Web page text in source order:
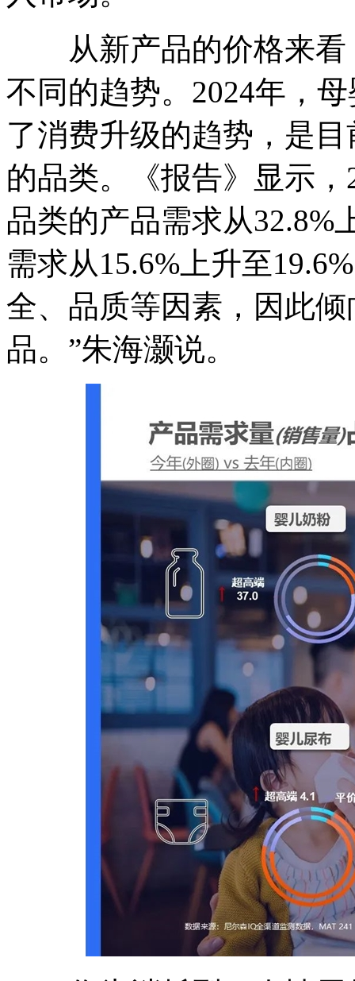
从新产品的价格来看
不同的趋势。2024年，
了消费升级的趋势，是
的品类。《报告》显示
品类的产品需求从32.8%
需求从15.6%上升至
全、品质等因素，因此
品。”朱海灏说。